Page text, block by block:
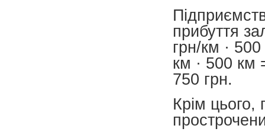
прибуття
грн/км ·
км · 500 км
750 грн.
Крім цього,